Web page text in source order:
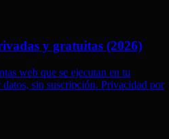
y gratuitas (2026)
web que se ejecutan en tu
sin suscripción. Privacidad por